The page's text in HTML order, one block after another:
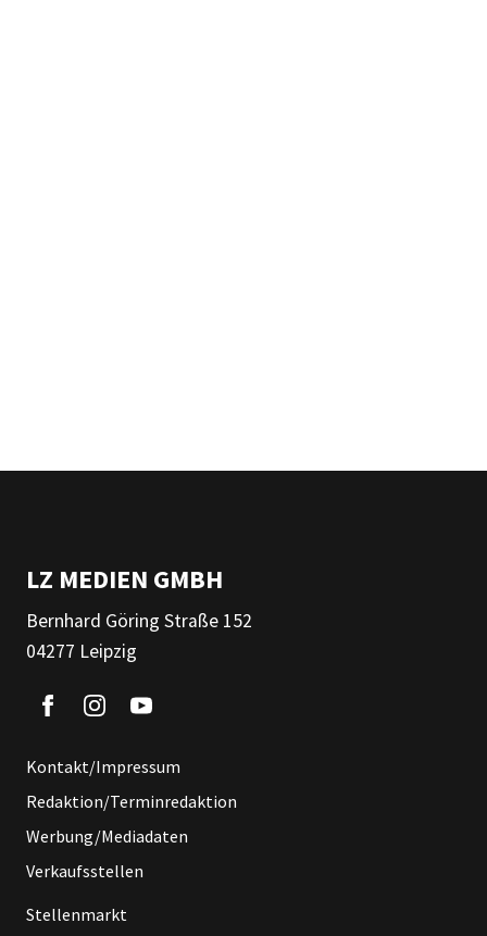
LZ MEDIEN GMBH
Bernhard Göring Straße 152
04277 Leipzig
Kontakt/Impressum
Redaktion/Terminredaktion
Werbung/Mediadaten
Verkaufsstellen
Stellenmarkt